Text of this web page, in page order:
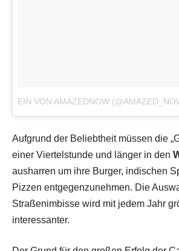
Aufgrund der Beliebtheit müssen die
einer Viertelstunde und länger in den
ausharren um ihre Burger, indischen
Pizzen entgegenzunehmen. Die
Straßenimbisse wird mit jedem Jahr
interessanter.